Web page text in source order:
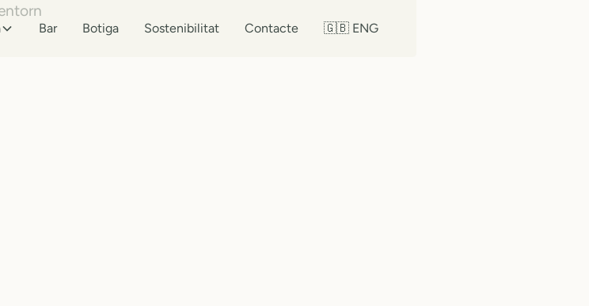
Bar Botiga Sostenibilitat Contacte 🇬🇧 ENG